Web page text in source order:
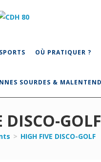
SPORTS OÙ PRATIQUER ?
DISCO-GOLF
> HIGH FIVE DISCO-GOLF